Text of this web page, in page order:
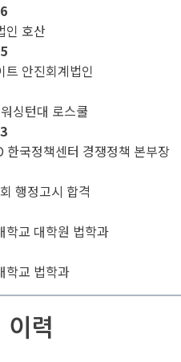
인 호산
트 안진회계법인
싱턴대 로스쿨
한국정책센터 경쟁정책 본부장
행정고시 합격
학교 대학원 법학과
학교 법학과
이력